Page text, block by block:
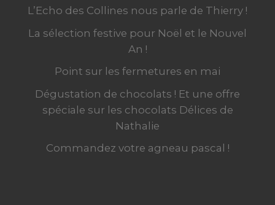
L’Echo des Collines nous parle de Thierry !
La sélection festive pour Noël et le Nouvel
An !
Point sur les fermetures en mai
Dégustation de chocolats ! Et une offre
spéciale sur les chocolats Délices de
Nathalie
Commandez votre agneau pascal !